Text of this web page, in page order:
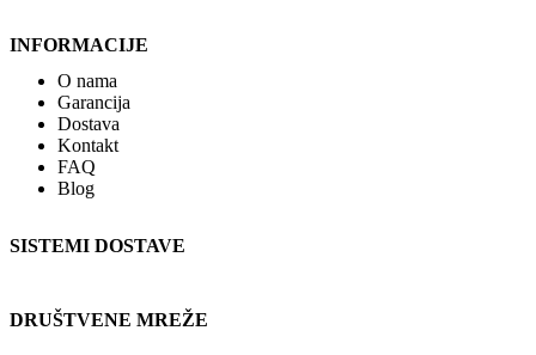
INFORMACIJE
O nama
Garancija
Dostava
Kontakt
FAQ
Blog
SISTEMI DOSTAVE
DRUŠTVENE MREŽE